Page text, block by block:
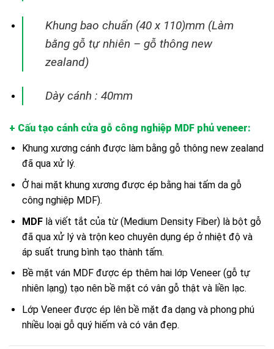
Khung bao chuẩn (40 x 110)mm (Làm
bằng gỗ tự nhiên – gỗ thông new
zealand)
Dày cánh : 40mm
+ Cấu tạo cánh cửa gỗ công nghiệp MDF phủ veneer:
Khung xương cánh được làm bằng gỗ thông new zealand
đã qua xử lý.
Ở hai mặt khung xương được ép bằng hai tấm da gỗ
công nghiệp MDF).
MDFlà viết tắt của từ (Medium Density Fiber) là bột gỗ
đã qua xử lý và trộn keo chuyên dụng ép ở nhiệt độ và
áp suất trung bình tạo thành tấm.
Bề mặt ván MDF được ép thêm hai lớp Veneer (gỗ tự
nhiên lạng) tạo nên bề mặt có vân gỗ thật và liền lạc.
Lớp Veneer được ép lên bề mặt đa dạng và phong phú
nhiều loại gỗ quý hiếm và có vân đẹp.